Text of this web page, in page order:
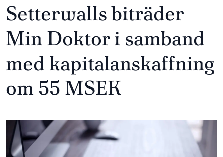
Setterwalls biträder
Min Doktor i samband
med kapitalanskaffning
om 55 MSEK